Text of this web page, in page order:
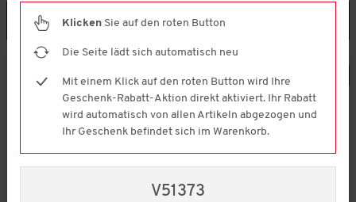
Filtern & Sortieren
Klicken Sie auf den roten Button
Die Seite lädt sich automatisch neu
Mit einem Klick auf den roten Button wird Ihre
Geschenk-Rabatt-Aktion direkt aktiviert. Ihr Rabatt
wird automatisch von allen Artikeln abgezogen und
Ihr Geschenk befindet sich im Warenkorb.
V51373